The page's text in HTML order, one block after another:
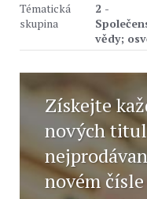
Tématická
skupina
2 -
vědy;
Získejte
nových
novém